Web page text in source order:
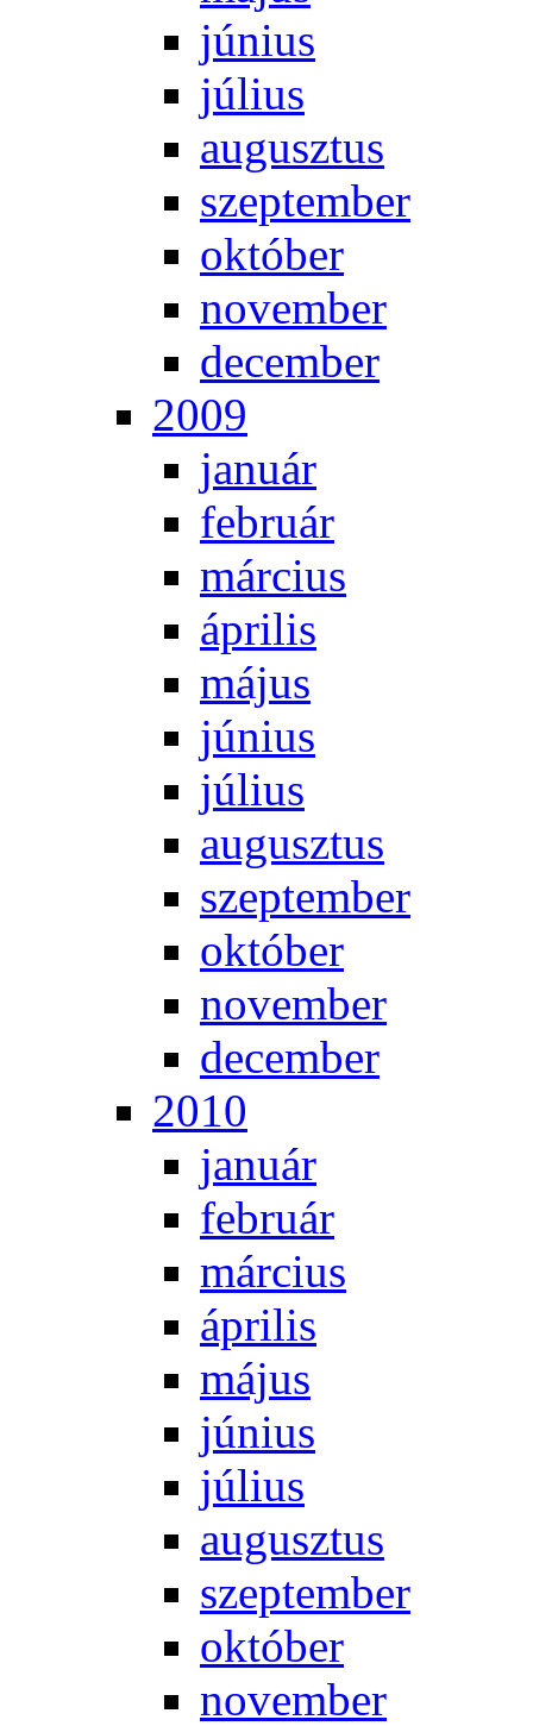
jú­ni­us
jú­li­us
au­gusz­tus
szep­tem­ber
ok­tó­ber
no­vem­ber
de­cem­ber
2009
ja­nu­ár
feb­ru­ár
már­ci­us
áp­ri­lis
má­jus
jú­ni­us
jú­li­us
au­gusz­tus
szep­tem­ber
ok­tó­ber
no­vem­ber
de­cem­ber
2010
ja­nu­ár
feb­ru­ár
már­ci­us
áp­ri­lis
má­jus
jú­ni­us
jú­li­us
au­gusz­tus
szep­tem­ber
ok­tó­ber
no­vem­ber